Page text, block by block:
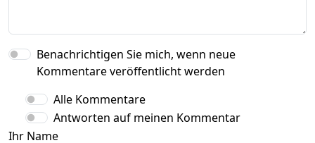
Benachrichtigen Sie mich, wenn neue
Kommentare veröffentlicht werden
Alle Kommentare
Antworten auf meinen Kommentar
Ihr Name